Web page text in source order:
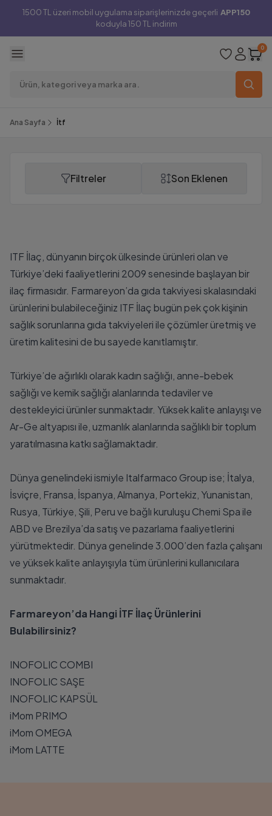
1500 TL üzeri mobil uygulama siparişlerinizde geçerli APP150
koduyla 150 TL indirim
0
Ana Sayfa İtf
Filtreler Son Eklenen
ITF İlaç, dünyanın birçok ülkesinde ürünleri olan ve
Türkiye’deki faaliyetlerini 2009 senesinde başlayan bir
ilaç firmasıdır. Farmareyon’da gıda takviyesi skalasındaki
ürünlerini bulabileceğiniz ITF İlaç bugün pek çok kişinin
sağlık sorunlarına gıda takviyeleri ile çözümler üretmiş ve
üretim kalitesini de bu sayede kanıtlamıştır.
Türkiye’de ağırlıklı olarak kadın sağlığı, anne-bebek
sağlığı ve kemik sağlığı alanlarında tedaviler ve
destekleyici ürünler sunmaktadır. Yüksek kalite anlayışı ve
Ar-Ge altyapısı ile, uzmanlık alanlarında sağlıklı bir toplum
yaratılmasına katkı sağlamaktadır.
Dünya genelindeki ismiyle Italfarmaco Group ise; İtalya,
İsviçre, Fransa, İspanya, Almanya, Portekiz, Yunanistan,
Rusya, Türkiye, Şili, Peru ve bağlı kuruluşu Chemi Spa ile
ABD ve Brezilya’da satış ve pazarlama faaliyetlerini
yürütmektedir. Dünya genelinde 3.000’den fazla çalışanı
ve yüksek kalite anlayışıyla tüm ürünlerini kullanıcılara
sunmaktadır.
Farmareyon’da Hangi İTF İlaç Ürünlerini
Bulabilirsiniz?
INOFOLIC COMBI
INOFOLIC SAŞE
INOFOLIC KAPSÜL
iMom PRIMO
iMom OMEGA
iMom LATTE